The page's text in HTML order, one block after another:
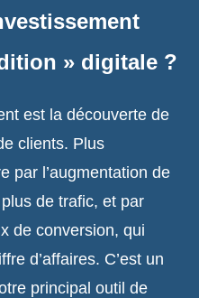
» digitale ?
est la découverte de
clients. Plus
par l’augmentation de
de trafic, et par
de conversion, qui
d’affaires. C’est un
principal outil de